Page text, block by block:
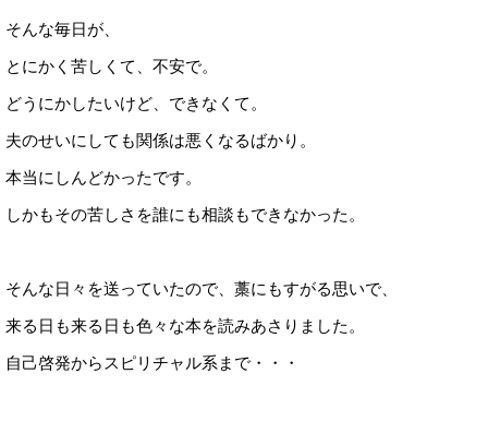
そんな毎日が、
とにかく苦しくて、不安で。
どうにかしたいけど、できなくて。
夫のせいにしても関係は悪くなるばかり。
本当にしんどかったです。
しかもその苦しさを誰にも相談もできなかった。
そんな日々を送っていたので、藁にもすがる思いで、
来る日も来る日も色々な本を読みあさりました。
自己啓発からスピリチャル系まで・・・